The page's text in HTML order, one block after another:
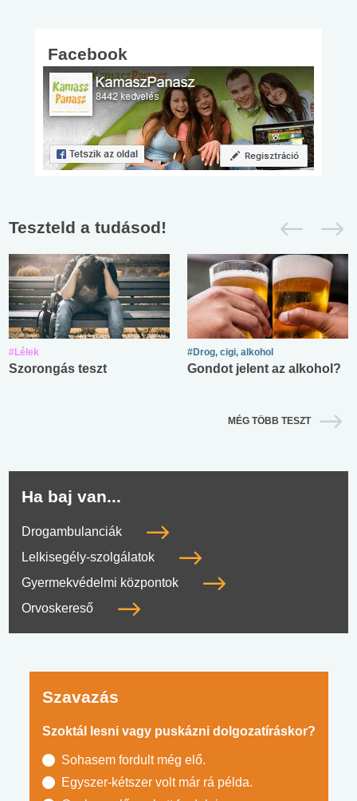
Facebook
Teszteld a tudásod!
#Lélek
Szorongás teszt
#Drog, cigi, alkohol
Gondot jelent az alkohol?
MÉG TÖBB TESZT
Ha baj van...
Drogambulanciák
Lelkisegély-szolgálatok
Gyermekvédelmi központok
Orvoskereső
Szavazás
Szoktál lesni vagy puskázni dolgozatíráskor?
Sohasem fordult még elő.
Egyszer-kétszer volt már rá példa.